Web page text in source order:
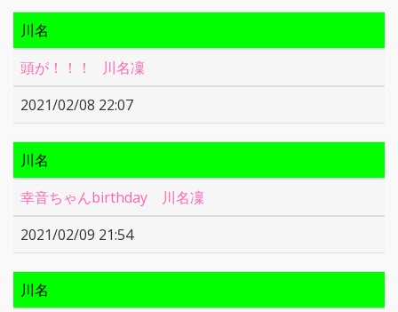
川名
頭が！！！ 川名凜
2021/02/08 22:07
川名
幸音ちゃんbirthday 川名凜
2021/02/09 21:54
川名